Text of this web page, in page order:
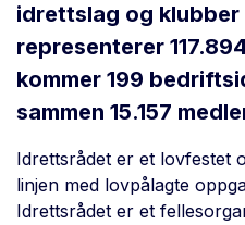
idrettslag og klubber
representerer
kommer 199
sammen 15.157
Idrettsrådet er et lovfestet
linjen med lovpålagte
Idrettsrådet er et